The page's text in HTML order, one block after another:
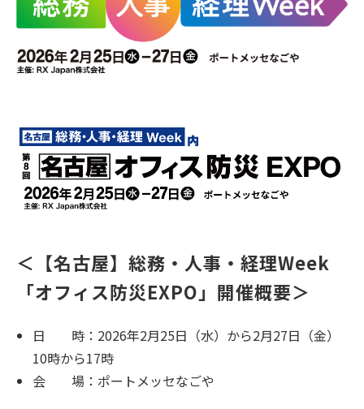
＜【名古屋】総務・人事・経理Week
「オフィス防災EXPO」開催概要＞
日 時：2026年2月25日（水）から2月27日（金）
10時から17時
会 場：ポートメッセなごや